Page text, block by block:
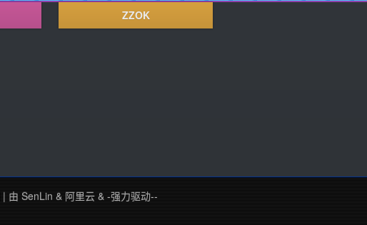
ZZOK
| 由 SenLin & 阿里云& -强力驱动--